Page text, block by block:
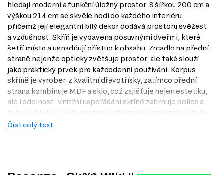
hledají moderní a funkční úložný prostor. S šířkou 200 cm a
výškou 214 cm se skvěle hodí do každého interiéru,
přičemž její elegantní bílý dekor dodává prostoru svěžest
a vzdušnost. Skříň je vybavena posuvnými dveřmi, které
šetří místo a usnadňují přístup k obsahu. Zrcadlo na přední
straně nejenže opticky zvětšuje prostor, ale také slouží
jako praktický prvek pro každodenní používání. Korpus
skříně je vyroben z kvalitní dřevotřísky, zatímco přední
strana kombinuje MDF a sklo, což zajišťuje nejen estetiku,
ale i odolnost. Vnitřní uspořádání skříně zahrnuje police a
tyč na oblečení, což umožňuje efektivní organizaci vašeho
šatníku. Pro více informací a možnost prohlédnutí si skříně
Číst celý text